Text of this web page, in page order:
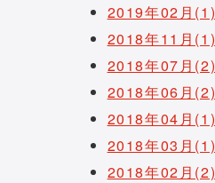
2019年02月(1)
2018年11月(1)
2018年07月(2)
2018年06月(2)
2018年04月(1)
2018年03月(1)
2018年02月(2)